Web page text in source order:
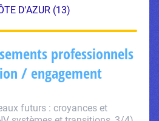
D'AZUR (13)
professionnels
/ engagement
futurs : croyances et